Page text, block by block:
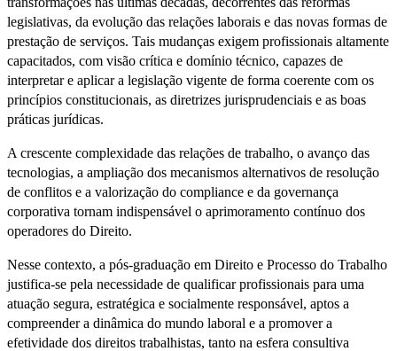
legislativas, da evolução das relações laborais e das novas formas de
prestação de serviços. Tais mudanças exigem profissionais altamente
capacitados, com visão crítica e domínio técnico, capazes de
interpretar e aplicar a legislação vigente de forma coerente com os
princípios constitucionais, as diretrizes jurisprudenciais e as boas
práticas jurídicas.
A crescente complexidade das relações de trabalho, o avanço das
tecnologias, a ampliação dos mecanismos alternativos de resolução
de conflitos e a valorização do compliance e da governança
corporativa tornam indispensável o aprimoramento contínuo dos
operadores do Direito.
Nesse contexto, a pós-graduação em Direito e Processo do Trabalho
justifica-se pela necessidade de qualificar profissionais para uma
atuação segura, estratégica e socialmente responsável, aptos a
compreender a dinâmica do mundo laboral e a promover a
efetividade dos direitos trabalhistas, tanto na esfera consultiva